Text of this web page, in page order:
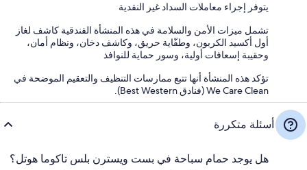
يتوفر إجراء معاملات السداد غير النقدية
تشمل ميزات الأمن والسلامة في هذه المنشأة الفندقية كاشف لغاز
أول أكسيد الكربون، وطفّاية حريق، وكاشف دخان، ونظام أمان،
وحقيبة إسعافات أولية، وسور حماية للنوافذ
تؤكد هذه المنشأة أنها تتبع ممارسات التنظيف والتعقيم الموضحة في
We Care Clean (فنادق Best Western).
أسئلة متكررة
هل يوجد حمام سباحة في بست ويسترن بلس تاكوما هوتل؟